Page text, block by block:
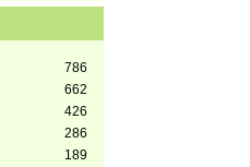
786
662
426
286
189